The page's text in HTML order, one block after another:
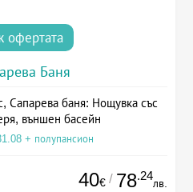
офертата
Баня
Сапарева баня: Нощувка със
външен басейн
+ полупансион
40€ / 78.24
лв.